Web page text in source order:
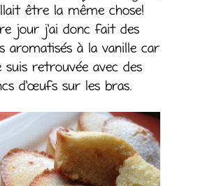
être la même chose!
jour j’ai donc fait des
aromatisés à la vanille car
suis retrouvée avec des
d’œufs sur les bras.